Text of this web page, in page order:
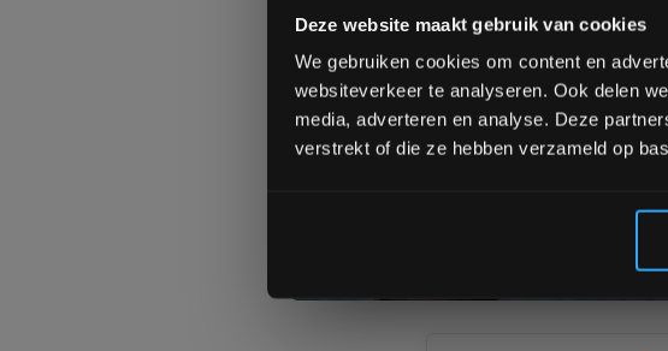
Deze website maakt gebruik van cookies
We gebruiken cookies om content en
websiteverkeer te analyseren. Ook delen
media, adverteren en analyse. Deze
verstrekt of die ze hebben verzameld op
FP Equipment Flat
Machine
Ruim op voorraad
Custom made: 5–10 weken